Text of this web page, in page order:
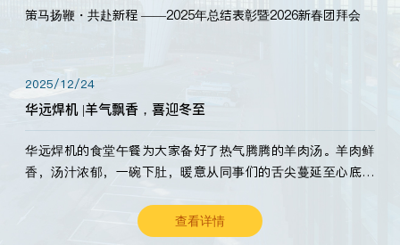
策马扬鞭・共赴新程 ——2025年总结表彰暨2026新春团拜会
2025/12/24
华远焊机 |羊气飘香，喜迎冬至
华远焊机的食堂午餐为大家备好了热气腾腾的羊肉汤。羊肉鲜
香，汤汁浓郁，一碗下肚，暖意从同事们的舌尖蔓延至心底。
查看详情